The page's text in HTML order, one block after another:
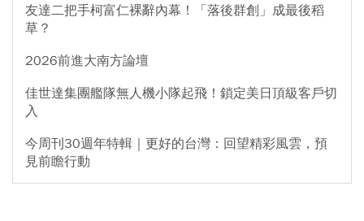
友達二把手柯富仁裸辭內幕！「落後群創」成最後稻
草？
2026前進大南方論壇
佳世達集團艦隊無人機小隊起飛！鎖定美日頂級客戶切
入
今周刊30週年特輯｜更好的台灣：回望精彩風雲，預
見前瞻行動